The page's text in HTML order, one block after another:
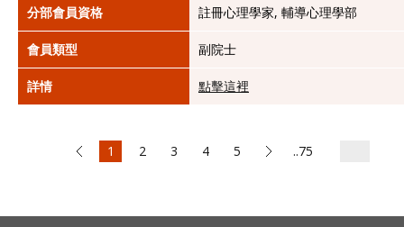
分部會員資格 註冊心理學家, 輔導心理學部
會員類型 副院士
詳情 點擊這裡
1 2 3 4 5 ..75